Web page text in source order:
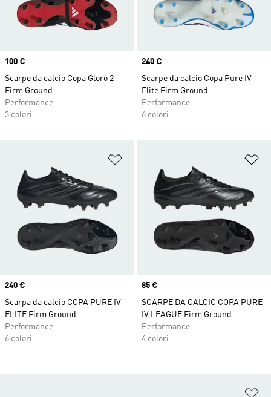
Price
100 €
Scarpe da calcio Copa Gloro 2
Firm Ground
Performance
3 colori
Price
240 €
Scarpe da calcio Copa Pure IV
Elite Firm Ground
Performance
6 colori
Aggiungi alla lista dei desideri
Price
240 €
Scarpa da calcio COPA PURE IV
ELITE Firm Ground
Performance
6 colori
Price
85 €
SCARPE DA CALCIO COPA PURE
IV LEAGUE Firm Ground
Performance
4 colori